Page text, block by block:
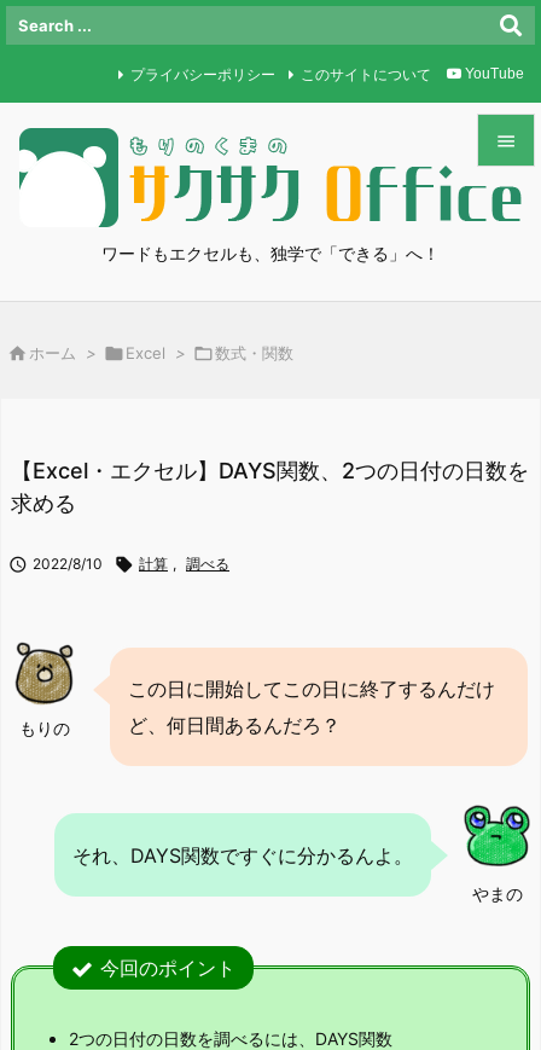
ワードもエクセルも、独学で「できる」へ！


メニュ
検索
プライバシーポリシー このサイトについて YouTube
 ホーム > Excel > 数式・関数
【Excel・エクセル】DAYS関数、2つの日付の日数を
求める
 2022/8/10  計算 , 調べる
もりの
この日に開始してこの日に終了するんだけ
ど、何日間あるんだろ？
やまの
それ、DAYS関数ですぐに分かるんよ。
今回のポイント
2つの日付の日数を調べるには、DAYS関数